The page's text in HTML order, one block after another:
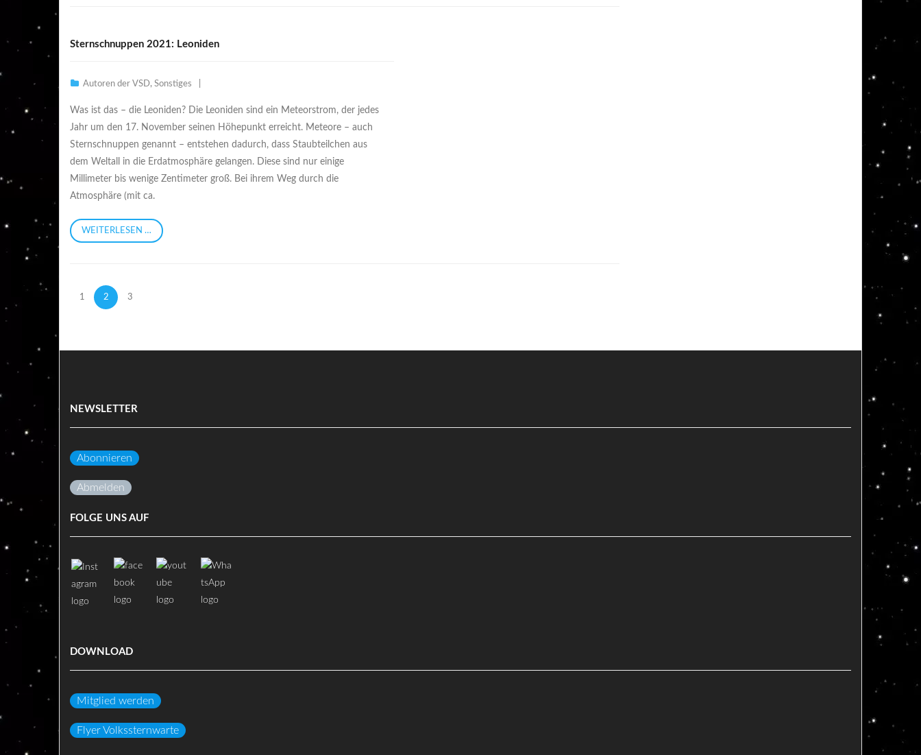
Sternschnuppen 2021: Leoniden
Autoren der VSD, Sonstiges
Was ist das – die Leoniden? Die Leoniden sind ein Meteorstrom, der jedes
Jahr um den 17. November seinen Höhepunkt erreicht. Meteore – auch
Sternschnuppen genannt – entstehen dadurch, dass Staubteilchen aus
dem Weltall in die Erdatmosphäre gelangen. Diese sind nur einige
Millimeter bis wenige Zentimeter groß. Bei ihrem Weg durch die
Atmosphäre (mit ca.
WEITERLESEN …
1 2 3
NEWSLETTER
Abonnieren
Abmelden
FOLGE UNS AUF
DOWNLOAD
Mitglied werden
Flyer Volkssternwarte